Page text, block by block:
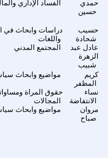
الفساد الإداري
حمدي
حسين
دراسات وابحاث في
واللغات
حسيب
شحادة
المجتمع المدني
عادل عبد
الزهرة
شبيب
مواضيع وابحاث
كريم
المظفر
حقوق المراة
المجالات
نساء
الانتفاضة
مواضيع وابحاث
مروان
صباح